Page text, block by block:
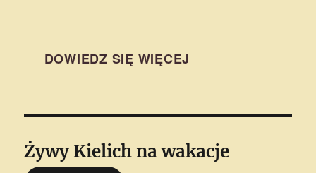
DOWIEDZ SIĘ WIĘCEJ
Żywy Kielich na wakacje